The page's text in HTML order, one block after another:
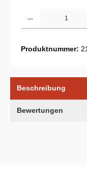
Produktnummer:
Beschreibung
Bewertungen